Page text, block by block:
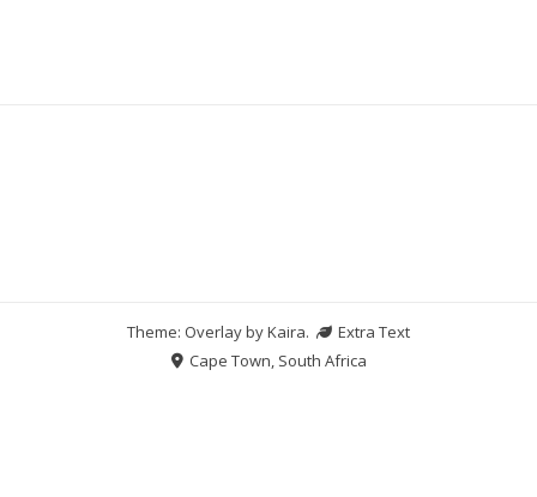
Theme: Overlay byKaira.
Extra Text
Cape Town, South Africa